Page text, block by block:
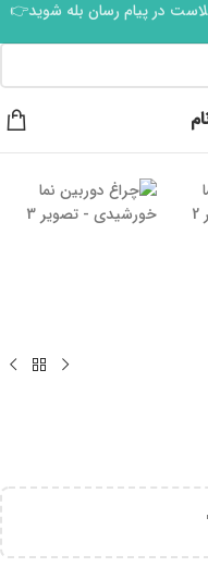
در پیام رسان بله شوید👉